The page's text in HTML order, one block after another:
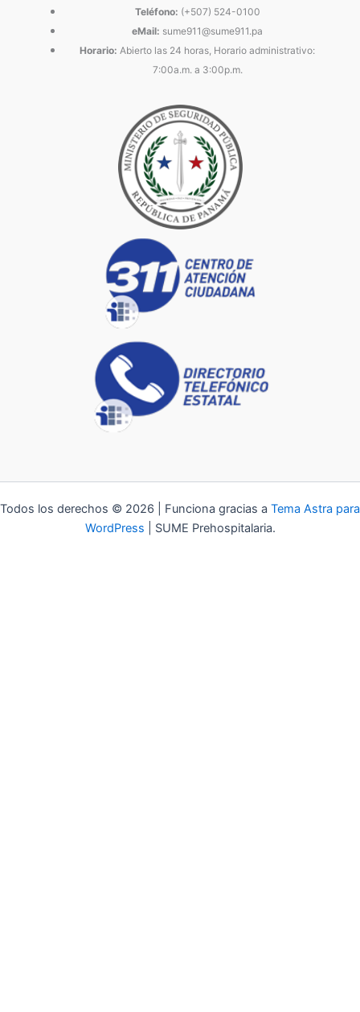
Teléfono: (+507) 524-0100
eMail: sume911@sume911.pa
Horario: Abierto las 24 horas, Horario administrativo:
7:00a.m. a 3:00p.m.
Todos los derechos © 2026 | Funciona gracias a Tema Astra para
WordPress | SUME Prehospitalaria.